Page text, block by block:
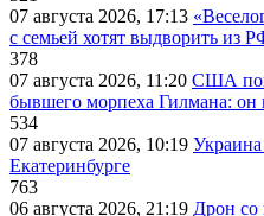
07 августа 2026, 17:13
с семьей хотят выдворить из
378
07 августа 2026, 11:20 США
бывшего морпеха Гилмана: он
534
07 августа 2026, 10:19 Украина
Екатеринбурге
763
06 августа 2026, 21:19 Дрон со